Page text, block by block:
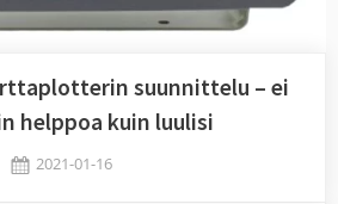
suunnittelu – ei
helppoa kuin luulisi
Posted
2021-01-16